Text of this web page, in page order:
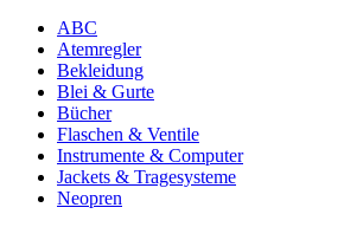
ABC
Atemregler
Bekleidung
Blei & Gurte
Bücher
Flaschen & Ventile
Instrumente & Computer
Jackets & Tragesysteme
Neopren